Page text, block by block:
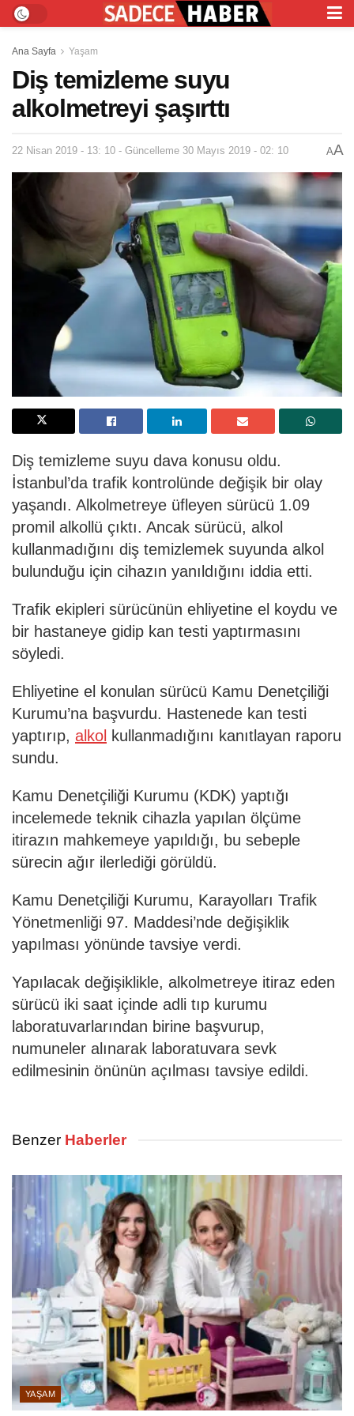
Ana Sayfa Yaşam
Diş temizleme suyu
alkolmetreyi şaşırttı
22 Nisan 2019 - 13: 10 - Güncelleme 30 Mayıs 2019 - 02: 10 AA
Diş temizleme suyu dava konusu oldu.
İstanbul’da trafik kontrolünde değişik bir olay
yaşandı. Alkolmetreye üfleyen sürücü 1.09
promil alkollü çıktı. Ancak sürücü, alkol
kullanmadığını diş temizlemek suyunda alkol
bulunduğu için cihazın yanıldığını iddia etti.
Trafik ekipleri sürücünün ehliyetine el koydu ve
bir hastaneye gidip kan testi yaptırmasını
söyledi.
Ehliyetine el konulan sürücü Kamu Denetçiliği
Kurumu’na başvurdu. Hastenede kan testi
yaptırıp, alkol kullanmadığını kanıtlayan raporu
sundu.
Kamu Denetçiliği Kurumu (KDK) yaptığı
incelemede teknik cihazla yapılan ölçüme
itirazın mahkemeye yapıldığı, bu sebeple
sürecin ağır ilerlediği görüldü.
Kamu Denetçiliği Kurumu, Karayolları Trafik
Yönetmenliği 97. Maddesi’nde değişiklik
yapılması yönünde tavsiye verdi.
Yapılacak değişiklikle, alkolmetreye itiraz eden
sürücü iki saat içinde adli tıp kurumu
laboratuvarlarından birine başvurup,
numuneler alınarak laboratuvara sevk
edilmesinin önünün açılması tavsiye edildi.
Benzer Haberler
YAŞAM